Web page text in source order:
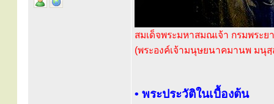
สมเด็จพระมหาสมณเจ้า กรมพระ
(พระองค์เจ้ามนุษยนาคมานพ มนุ
• พระประวัติในเบื้องต้น